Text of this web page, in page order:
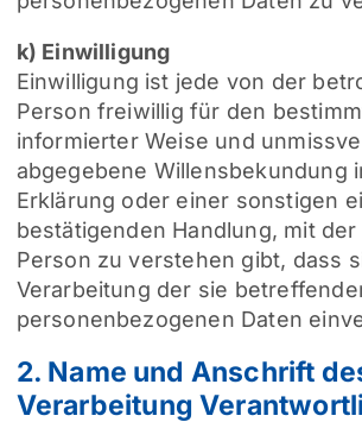
k) Einwilligung
Einwilligung ist jede von der
Person freiwillig für den
informierter Weise und
abgegebene Willensbekundung
Erklärung oder einer sonstigen
bestätigenden Handlung, mit
Person zu verstehen gibt, dass
Verarbeitung der sie
personenbezogenen Daten
2. Name und Anschrift
Verarbeitung